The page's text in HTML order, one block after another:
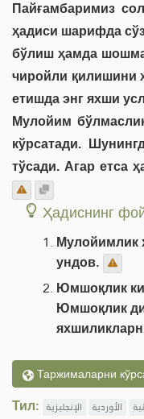
Пайғамбаримиз
ҳадиси шарифда
бўлиш ҳамда
чиройли қилишини
етишда энг яхши
Мулойим
кўрсатади.
тўсади. Агар етса
Ҳадиснинг
Мулойимлик
ундов.
Юмшоқлик
Юмшоқлик
Таржималарни
Тил: الإنجليزية الأوردية